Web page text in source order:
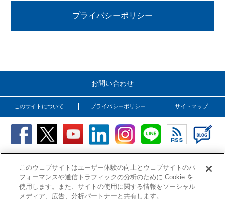
プライバシーポリシー
お問い合わせ
このサイトについて プライバシーポリシー サイトマップ
Copyright (C) OSG Corporation. All rights reserved.
このウェブサイトはユーザー体験の向上とウェブサイトのパ
フォーマンスや通信トラフィックの分析のために Cookie を
使用します。また、サイトの使用に関する情報をソーシャル
メディア、広告、分析パートナーと共有します。